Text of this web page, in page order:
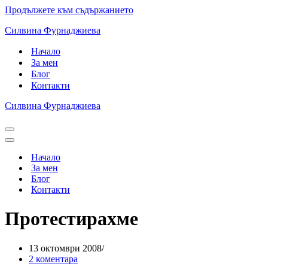
Продължете към съдържанието
Силвина Фурнаджиева
Начало
За мен
Блог
Контакти
Силвина Фурнаджиева
Навигационно
меню
Навигационно
Начало
За мен
Блог
Контакти
Протестирахме
13 октомври 2008
2 коментара